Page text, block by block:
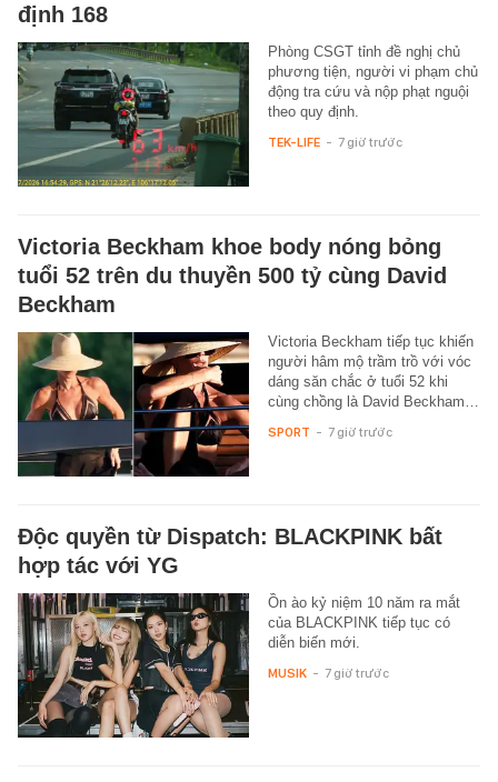
định 168
Phòng CSGT tỉnh đề nghị chủ
phương tiện, người vi phạm chủ
động tra cứu và nộp phạt nguội
theo quy định.
TEK-LIFE - 7 giờ trước
Victoria Beckham khoe body nóng bỏng
tuổi 52 trên du thuyền 500 tỷ cùng David
Beckham
Victoria Beckham tiếp tục khiến
người hâm mộ trầm trồ với vóc
dáng săn chắc ở tuổi 52 khi
cùng chồng là David Beckham…
SPORT - 7 giờ trước
Độc quyền từ Dispatch: BLACKPINK bất
hợp tác với YG
Ồn ào kỷ niệm 10 năm ra mắt
của BLACKPINK tiếp tục có
diễn biến mới.
MUSIK - 7 giờ trước